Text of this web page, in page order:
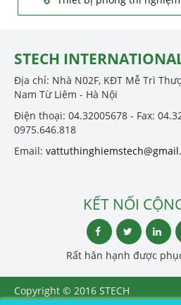
STECH
Địa chỉ: Nhà N02F, KĐT Mễ Trì
Nam Từ Liêm - Hà Nội
Điện thoại: 04.32005678 - Fax:
0975.646.818
Email:
KẾT NỐI
Rất hân hạnh được
Copyright © 2016 STECH